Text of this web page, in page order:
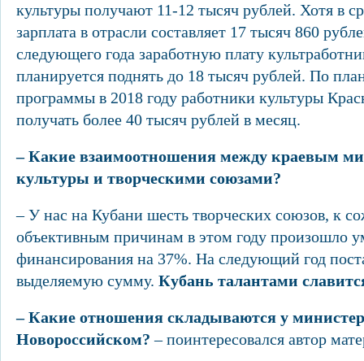
культуры получают 11-12 тысяч рублей. Хотя в
зарплата в отрасли составляет 17 тысяч 860
следующего года заработную плату
планируется поднять до 18 тысяч рублей. По
программы в 2018 году работники культуры
получать более 40 тысяч рублей в месяц.
– Какие взаимоотношения между краевым
культуры и творческими союзами?
– У нас на Кубани шесть творческих союзов, к
объективным причинам в этом году произошло
финансирования на 37%. На следующий год
выделяемую сумму. Кубань талантами
– Какие отношения складываются у
Новороссийском?– поинтересовался автор